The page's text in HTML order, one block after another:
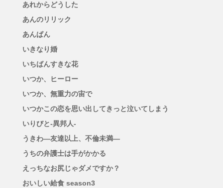
あれからどうした
あんのリリック
あんぱん
いきなり婚
いちばんすきな花
いつか、ヒーロー
いつか、無重力の宙で
いつかこの恋を思い出してきっと泣いてしまう
いりびと-異邦人-
うきわ―友達以上、不倫未満―
うちの弁護士は手がかかる
えっちなお尻じゃダメですか？
おいしい給食 season3